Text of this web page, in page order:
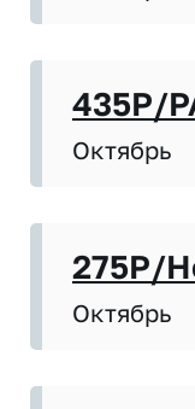
435P/
Октябрь
275P/
Октябрь